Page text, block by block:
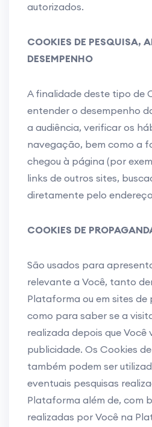
autorizados.
COOKIES DE PESQUISA,
DESEMPENHO
A finalidade deste tipo de
entender o desempenho
a audiência, verificar os
navegação, bem como a
chegou à página (por
links de outros sites,
diretamente pelo
COOKIES DE
São usados para
relevante a Você, tanto
Plataforma ou em sites de
como para saber se a
realizada depois que Você
publicidade. Os Cookies
também podem ser
eventuais pesquisas
Plataforma além de, com
realizadas por Você na